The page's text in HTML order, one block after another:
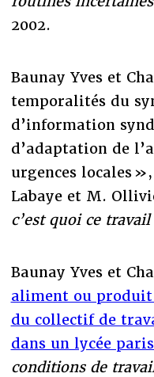
2002.
Baunay Yves et
temporalités du
d’information
d’adaptation de
urgences locales
Labaye et M.
c’est quoi ce travail
Baunay Yves et
aliment ou produit
du collectif de
dans un lycée
conditions de